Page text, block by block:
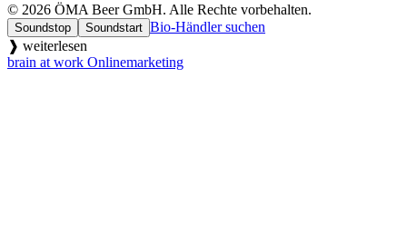
© 2026 ÖMA Beer GmbH. Alle Rechte vorbehalten.
Soundstop Soundstart Bio-Händler suchen
❱ weiterlesen
brain at work Onlinemarketing